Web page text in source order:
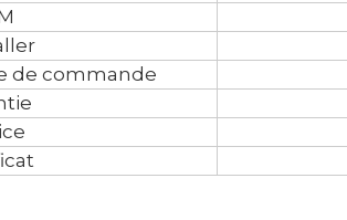
de commande